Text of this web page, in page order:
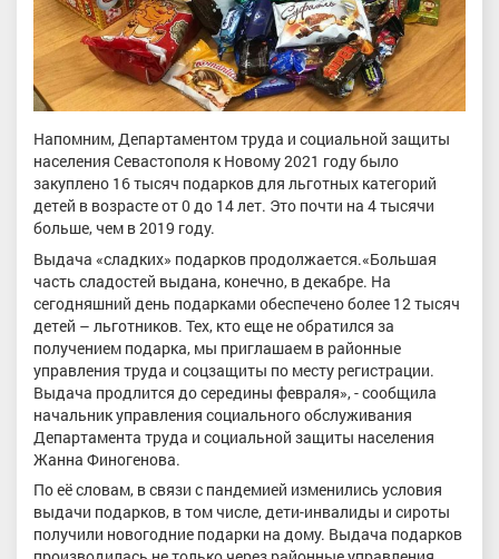
Напомним, Департаментом труда и социальной защиты
населения Севастополя к Новому 2021 году было
закуплено 16 тысяч подарков для льготных категорий
детей в возрасте от 0 до 14 лет. Это почти на 4 тысячи
больше, чем в 2019 году.
Выдача «сладких» подарков продолжается.«Большая
часть сладостей выдана, конечно, в декабре. На
сегодняшний день подарками обеспечено более 12 тысяч
детей – льготников. Тех, кто еще не обратился за
получением подарка, мы приглашаем в районные
управления труда и соцзащиты по месту регистрации.
Выдача продлится до середины февраля», - сообщила
начальник управления социального обслуживания
Департамента труда и социальной защиты населения
Жанна Финогенова.
По её словам, в связи с пандемией изменились условия
выдачи подарков, в том числе, дети-инвалиды и сироты
получили новогодние подарки на дому. Выдача подарков